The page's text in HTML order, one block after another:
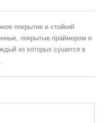
покрытие и стойкий
покрытые праймером и
из которых сушится в